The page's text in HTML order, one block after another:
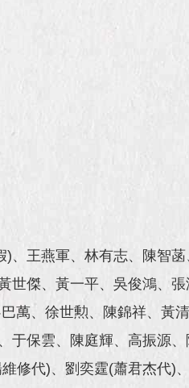
、王燕軍、林有志、陳智
傑、黃一平、吳俊鴻、張
萬、徐世勲、陳錦祥、黃
于保雲、陳庭輝、高振源
修代)、劉奕霆(蕭君杰代)